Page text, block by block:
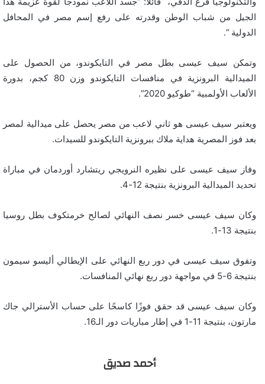
الجيل من شباب الوطن وقدرته على رفع إسم مصر في المحافل
الدولية “.
وتمكن سيف عيسى بطل مصر في التايكوندو، من الحصول على
الميدالية البرونزية في منافسات التايكوندو وزن 80 كجم، بدورة
الألعاب الأولمبية “طوكيو 2020”.
ويعتبر سيف عيسى هو ثاني لاعب من مصر يحصل على ميدالية لمصر
بعد فوز المصرية هداية ملاك ببرونزية التايكوندو للسيدات.
وفاز سيف عيسى على نظيره النرويجي ريتشارد أوردمان في مباراة
تحديد الميدالية البرونزية بنتيجة 12-4.
وكان سيف عيسى خسر نصف النهائي لصالح خرمتكوف بطل روسيا
بنتيجة 13-1.
وتفوق سيف عيسى في دور ربع النهائي على الإيطالي أليسو سيمون
بنتيجة 6-5 في مواجهة دور ربع نهائي المنافسات.
وكان سيف عيسى قد حقق فوزًا كاسحًا على حساب الأسترالي جاك
مارتون، بنتيجة 11-1 في إطار مباريات دور الـ16.
أحمد صديق